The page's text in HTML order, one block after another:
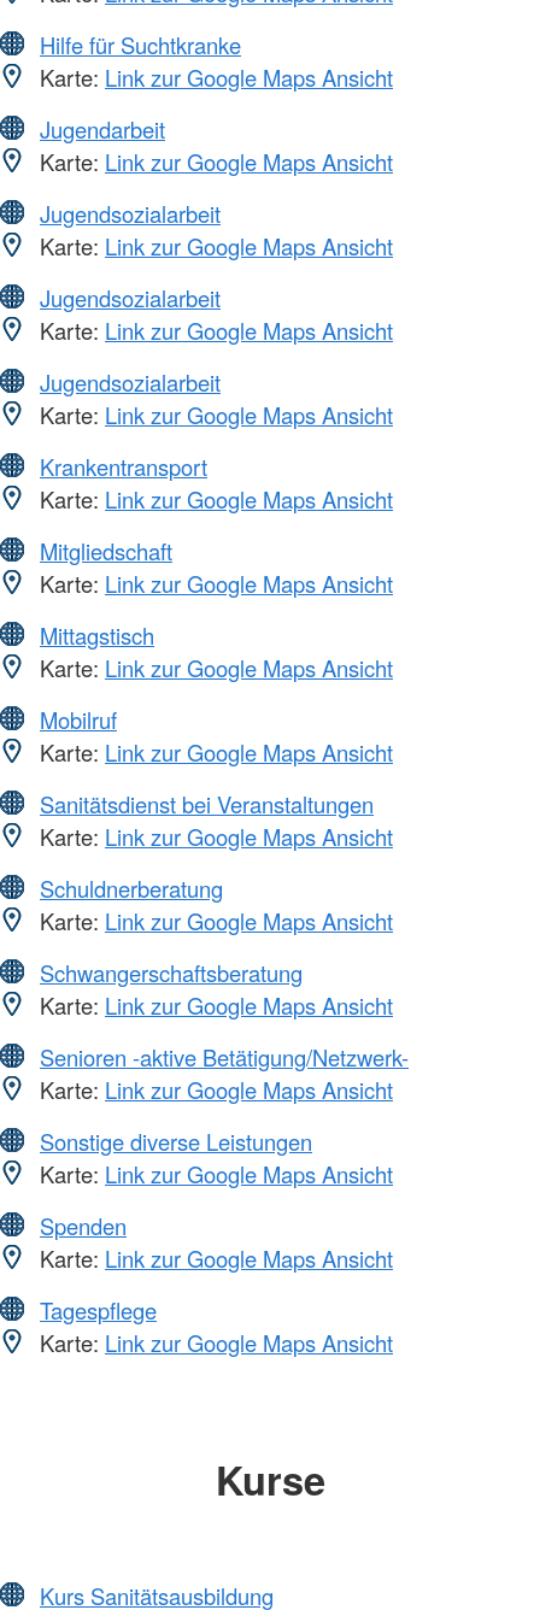
Hilfe für Suchtkranke
Karte: Link zur Google Maps Ansicht
Jugendarbeit
Karte: Link zur Google Maps Ansicht
Jugendsozialarbeit
Karte: Link zur Google Maps Ansicht
Jugendsozialarbeit
Karte: Link zur Google Maps Ansicht
Jugendsozialarbeit
Karte: Link zur Google Maps Ansicht
Krankentransport
Karte: Link zur Google Maps Ansicht
Mitgliedschaft
Karte: Link zur Google Maps Ansicht
Mittagstisch
Karte: Link zur Google Maps Ansicht
Mobilruf
Karte: Link zur Google Maps Ansicht
Sanitätsdienst bei Veranstaltungen
Karte: Link zur Google Maps Ansicht
Schuldnerberatung
Karte: Link zur Google Maps Ansicht
Schwangerschaftsberatung
Karte: Link zur Google Maps Ansicht
Senioren -aktive Betätigung/Netzwerk-
Karte: Link zur Google Maps Ansicht
Sonstige diverse Leistungen
Karte: Link zur Google Maps Ansicht
Spenden
Karte: Link zur Google Maps Ansicht
Tagespflege
Karte: Link zur Google Maps Ansicht
Kurse
Kurs Sanitätsausbildung